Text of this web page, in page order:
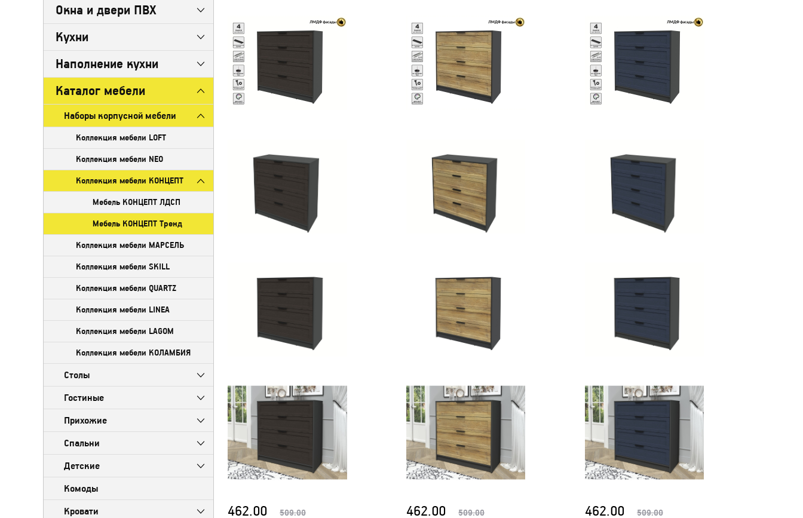
Окна и двери ПВХ
Кухни
Наполнение кухни
Каталог мебели
Наборы корпусной мебели
Коллекция мебели LOFT
Коллекция мебели NEO
Коллекция мебели КОНЦЕПТ
Мебель КОНЦЕПТ ЛДСП
Мебель КОНЦЕПТ Тренд
Коллекция мебели МАРСЕЛЬ
Коллекция мебели SKILL
Коллекция мебели QUARTZ
Коллекция мебели LINEA
Коллекция мебели LAGOM
Коллекция мебели КОЛАМБИЯ
Столы
Гостиные
Прихожие
Спальни
Детские
Комоды
Кровати
462.00 509.00 462.00 509.00 462.00 509.00